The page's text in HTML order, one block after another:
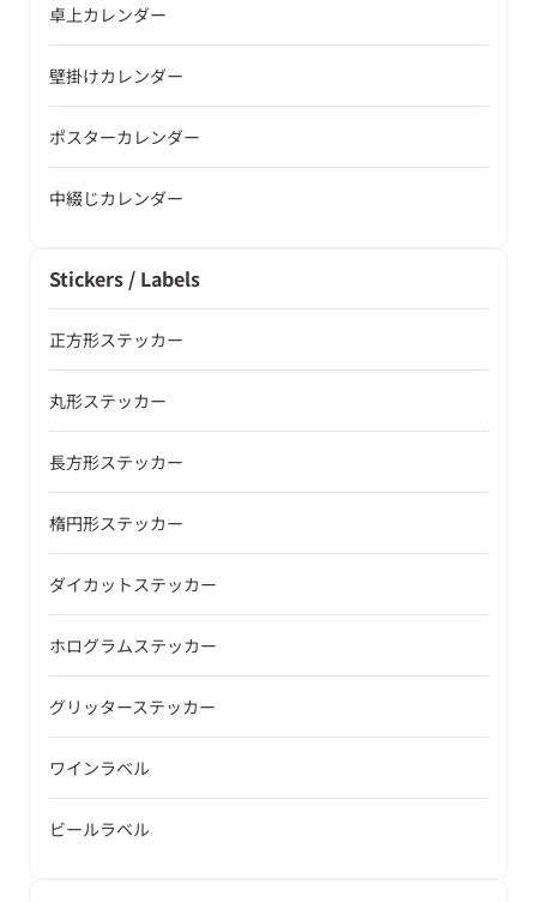
卓上カレンダー
壁掛けカレンダー
ポスターカレンダー
中綴じカレンダー
Stickers / Labels
正方形ステッカー
丸形ステッカー
長方形ステッカー
楕円形ステッカー
ダイカットステッカー
ホログラムステッカー
グリッターステッカー
ワインラベル
ビールラベル